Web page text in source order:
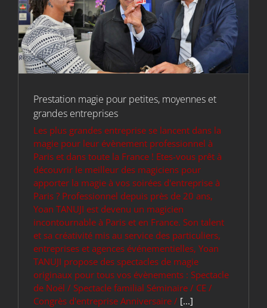
Prestation magie pour petites, moyennes et
grandes entreprises
Les plus grandes entreprise se lancent dans la
magie pour leur évènement professionnel à
Paris et dans toute la France ! Etes-vous prêt à
découvrir le meilleur des magiciens pour
apporter la magie à vos soirées d'entreprise à
Paris ? Professionnel depuis près de 20 ans,
Yoan TANUJI est devenu un magicien
incontournable à Paris et en France. Son talent
et sa créativité mis au service des particuliers,
entreprises et agences événementielles, Yoan
TANUJI propose des spectacles de magie
originaux pour tous vos évènements : Spectacle
de Noël / Spectacle familial Séminaire / CE /
Congrès d'entreprise Anniversaire / [...]